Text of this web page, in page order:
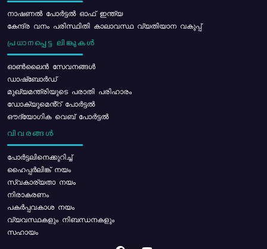
നാഷണൽ പോർട്ടൽ ഓഫ് ഇന്ത്യ
കേന്ദ്ര വനം പരിസ്ഥിതി കാലാവസ്ഥ വ്യതിയാന വകുപ്പ്
പ്രധാനപ്പെട്ട ലിങ്കുകൾ
ഓൺലൈൻ സേവനങ്ങൾ
ഡാഷ്ബോർഡ്
മുഖ്യമന്ത്രിയുടെ പരാതി പരിഹാരം
ഡോക്യുമെൻ്റ് പോർട്ടൽ
ഔദ്യോഗിക വെബ് പോർട്ടൽ
വിവരങ്ങൾ
പോര്‍ട്ടലിനെക്കുറിച്ച്
ഹൈപ്പർലിങ്ക് നയം
സ്വകാര്യതാ നയം
നിരാകരണം
പകർപ്പവകാശ നയം
വ്യവസ്ഥകളും നിബന്ധനകളും
സഹായം